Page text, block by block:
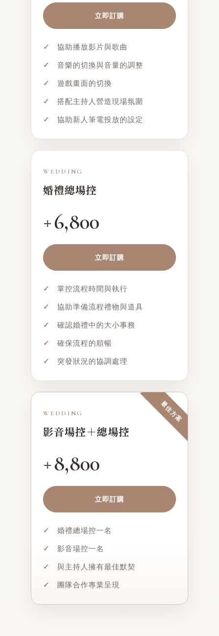
立即訂購
✓ 協助播放影片與歌曲
✓ 音樂的切換與音量的調整
✓ 遊戲畫面的切換
✓ 搭配主持人營造現場氛圍
✓ 協助新人筆電投放的設定
WEDDING
婚禮總場控
+6,800
立即訂購
✓ 掌控流程時間與執行
✓ 協助準備流程禮物與道具
✓ 確認婚禮中的大小事務
✓ 確保流程的順暢
✓ 突發狀況的協調處理
最佳方案
WEDDING
影音場控＋總場控
+8,800
立即訂購
✓ 婚禮總場控一名
✓ 影音場控一名
✓ 與主持人擁有最佳默契
✓ 團隊合作專業呈現